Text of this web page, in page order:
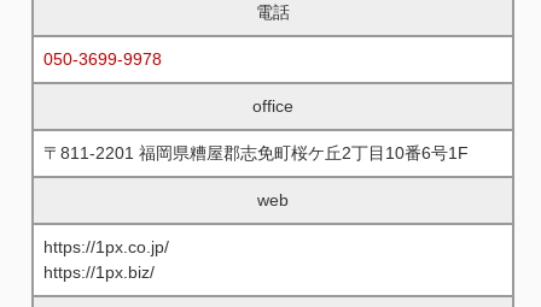
電話
050-3699-9978
office
〒811-2201 福岡県糟屋郡志免町桜ケ丘2丁目10番6号1F
web
https://1px.co.jp/
https://1px.biz/